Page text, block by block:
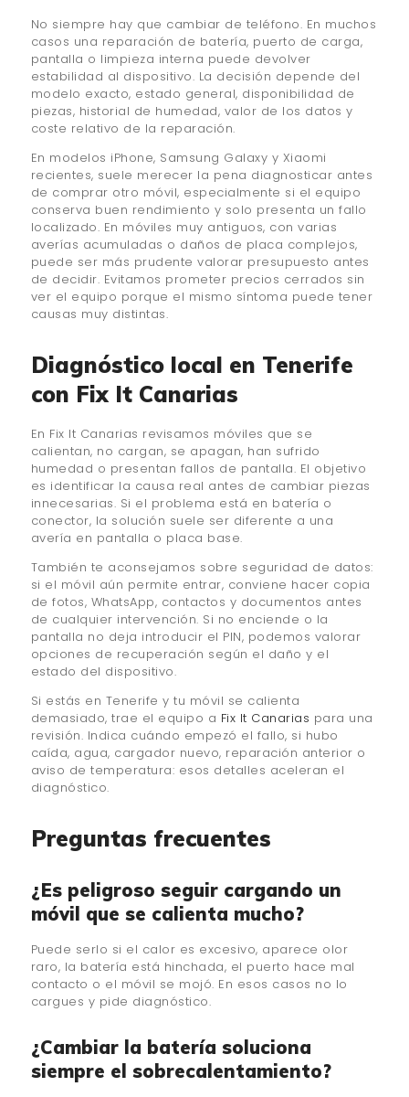
No siempre hay que cambiar de teléfono. En muchos
casos una reparación de batería, puerto de carga,
pantalla o limpieza interna puede devolver
estabilidad al dispositivo. La decisión depende del
modelo exacto, estado general, disponibilidad de
piezas, historial de humedad, valor de los datos y
coste relativo de la reparación.
En modelos iPhone, Samsung Galaxy y Xiaomi
recientes, suele merecer la pena diagnosticar antes
de comprar otro móvil, especialmente si el equipo
conserva buen rendimiento y solo presenta un fallo
localizado. En móviles muy antiguos, con varias
averías acumuladas o daños de placa complejos,
puede ser más prudente valorar presupuesto antes
de decidir. Evitamos prometer precios cerrados sin
ver el equipo porque el mismo síntoma puede tener
causas muy distintas.
Diagnóstico local en Tenerife
con Fix It Canarias
En Fix It Canarias revisamos móviles que se
calientan, no cargan, se apagan, han sufrido
humedad o presentan fallos de pantalla. El objetivo
es identificar la causa real antes de cambiar piezas
innecesarias. Si el problema está en batería o
conector, la solución suele ser diferente a una
avería en pantalla o placa base.
También te aconsejamos sobre seguridad de datos:
si el móvil aún permite entrar, conviene hacer copia
de fotos, WhatsApp, contactos y documentos antes
de cualquier intervención. Si no enciende o la
pantalla no deja introducir el PIN, podemos valorar
opciones de recuperación según el daño y el
estado del dispositivo.
Si estás en Tenerife y tu móvil se calienta
demasiado, trae el equipo a Fix It Canarias para una
revisión. Indica cuándo empezó el fallo, si hubo
caída, agua, cargador nuevo, reparación anterior o
aviso de temperatura: esos detalles aceleran el
diagnóstico.
Preguntas frecuentes
¿Es peligroso seguir cargando un
móvil que se calienta mucho?
Puede serlo si el calor es excesivo, aparece olor
raro, la batería está hinchada, el puerto hace mal
contacto o el móvil se mojó. En esos casos no lo
cargues y pide diagnóstico.
¿Cambiar la batería soluciona
siempre el sobrecalentamiento?